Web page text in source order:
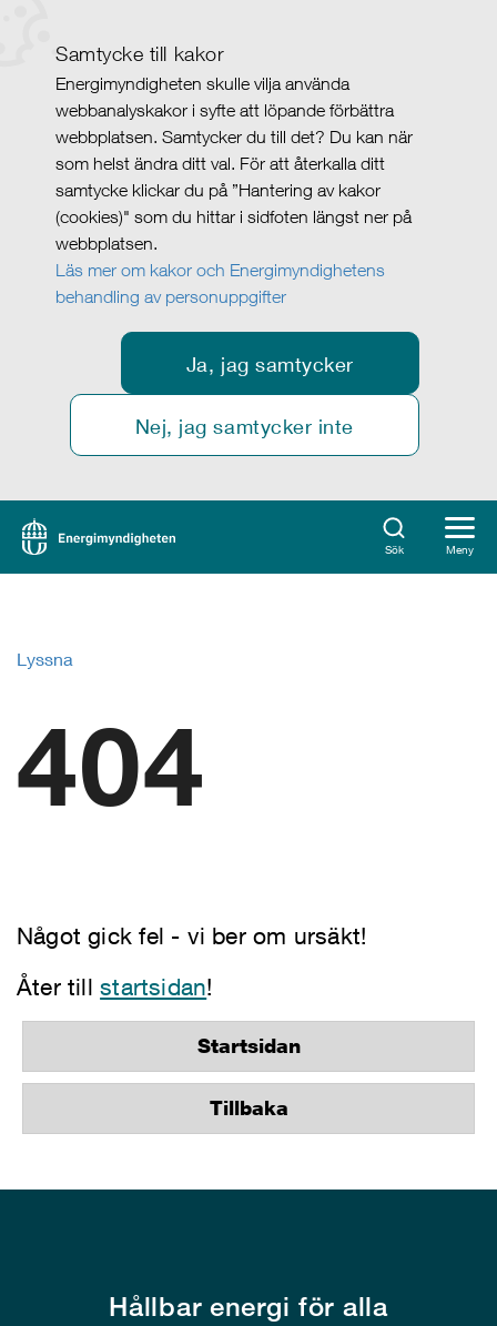
Samtycke till kakor
Energimyndigheten skulle vilja använda
webbanalyskakor i syfte att löpande förbättra
webbplatsen. Samtycker du till det? Du kan när
som helst ändra ditt val. För att återkalla ditt
samtycke klickar du på ”Hantering av kakor
(cookies)" som du hittar i sidfoten längst ner på
webbplatsen.
Läs mer om kakor och Energimyndighetens
behandling av personuppgifter
Ja, jag samtycker
Nej, jag samtycker inte
Sök Meny
Lyssna
404
Något gick fel - vi ber om ursäkt!
Åter tillstartsidan!
Startsidan
Tillbaka
Hållbar energi för alla